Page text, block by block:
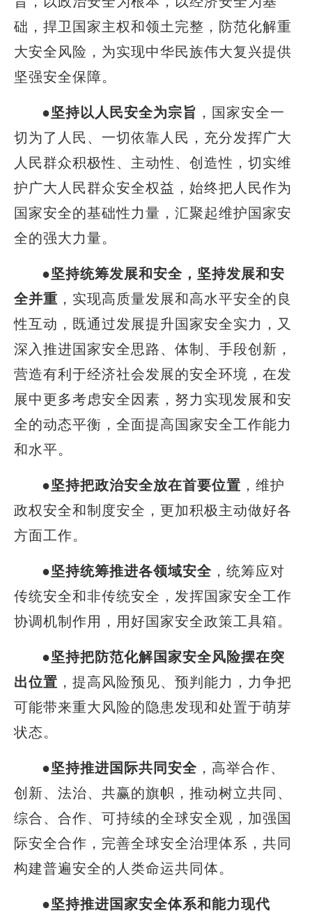
础，捍卫国家主权和领土完整，防范化解重
大安全风险，为实现中华民族伟大复兴提供
坚强安全保障。
●坚持以人民安全为宗旨 ，国家安全一
切为了人民、一切依靠人民，充分发挥广大
人民群众积极性、主动性、创造性，切实维
护广大人民群众安全权益，始终把人民作为
国家安全的基础性力量，汇聚起维护国家安
全的强大力量。
●坚持统筹发展和安全，坚持发展和安
全并重 ，实现高质量发展和高水平安全的良
性互动，既通过发展提升国家安全实力，又
深入推进国家安全思路、体制、手段创新，
营造有利于经济社会发展的安全环境，在发
展中更多考虑安全因素，努力实现发展和安
全的动态平衡，全面提高国家安全工作能力
和水平。
●坚持把政治安全放在首要位置 ，维护
政权安全和制度安全，更加积极主动做好各
方面工作。
●坚持统筹推进各领域安全 ，统筹应对
传统安全和非传统安全，发挥国家安全工作
协调机制作用，用好国家安全政策工具箱。
●坚持把防范化解国家安全风险摆在突
出位置 ，提高风险预见、预判能力，力争把
可能带来重大风险的隐患发现和处置于萌芽
状态。
●坚持推进国际共同安全 ，高举合作、
创新、法治、共赢的旗帜，推动树立共同、
综合、合作、可持续的全球安全观，加强国
际安全合作，完善全球安全治理体系，共同
构建普遍安全的人类命运共同体。
●坚持推进国家安全体系和能力现代